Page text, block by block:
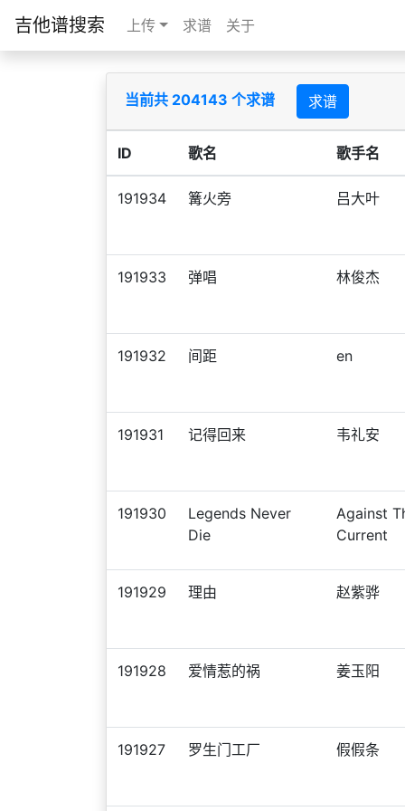
吉他谱搜索 上传 求谱 关于
当前共 204143 个求谱 求谱
ID 歌名 歌手名
191934 篝火旁 吕大叶
191933 弹唱 林俊杰
191932 间距 en
191931 记得回来 韦礼安
191930
Legends Never
Die
Against
Current
191929 理由 赵紫骅
191928 爱情惹的祸 姜玉阳
191927 罗生门工厂 假假条